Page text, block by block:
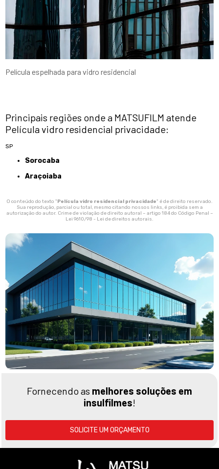
Película espelhada para vidro residencial
Principais regiões onde a MATSUFILM atende
Película vidro residencial privacidade:
SP
Sorocaba
Araçoiaba
O conteúdo do texto " Película vidro residencial privacidade" é de direito reservado.
Sua reprodução, parcial ou total, mesmo citando nossos links, é proibida sem a
autorização do autor. Crime de violação de direito autoral – artigo 184 do Código Penal –
Lei 9610/98 - Lei de direitos autorais.
Fornecendo as melhores soluções em
insulfilmes!
SOLICITE UM ORÇAMENTO